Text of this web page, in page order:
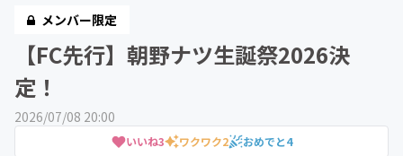
メンバー限定
【FC先行】朝野ナツ生誕祭2026決
定！
2026/07/08 20:00
いいね3 ワクワク2 おめでと4